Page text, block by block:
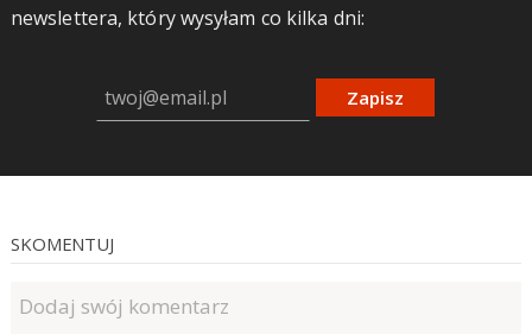
newslettera, który wysyłam co kilka dni:
Zapisz
SKOMENTUJ